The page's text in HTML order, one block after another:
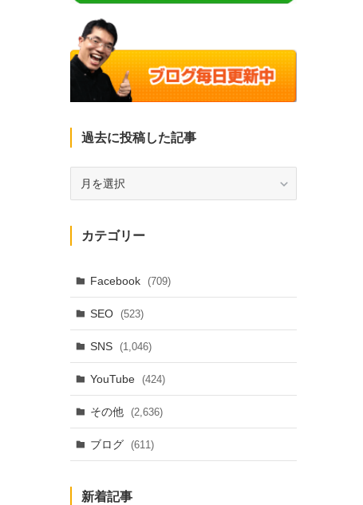
過去に投稿した記事
投
稿
た
記
事
カテゴリー
Facebook (709)
SEO (523)
SNS (1,046)
YouTube (424)
その他 (2,636)
ブログ (611)
新着記事